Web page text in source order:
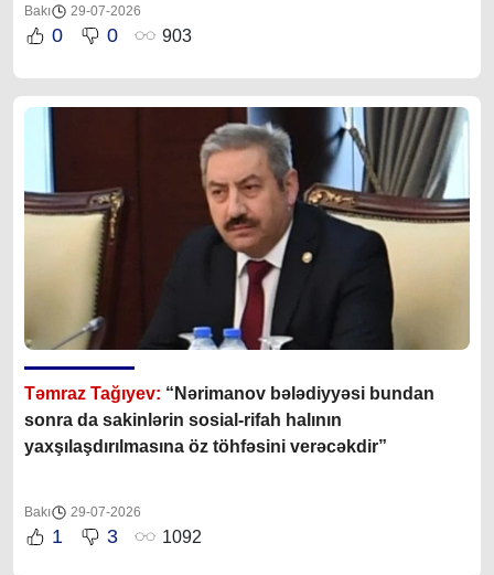
Bakı 29-07-2026
0 0 903
Təmraz Tağıyev: “Nərimanov bələdiyyəsi bundan
sonra da sakinlərin sosial-rifah halının
yaxşılaşdırılmasına öz töhfəsini verəcəkdir”
Bakı 29-07-2026
1 3 1092